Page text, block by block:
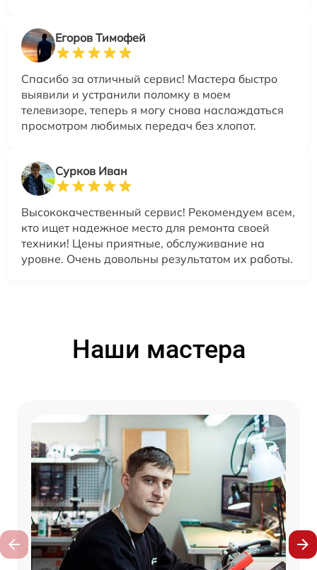
Егоров Тимофей
Спасибо за отличный сервис! Мастера быстро
выявили и устранили поломку в моем
телевизоре, теперь я могу снова наслаждаться
просмотром любимых передач без хлопот.
Сурков Иван
Высококачественный сервис! Рекомендуем всем,
кто ищет надежное место для ремонта своей
техники! Цены приятные, обслуживание на
уровне. Очень довольны результатом их работы.
Наши мастера